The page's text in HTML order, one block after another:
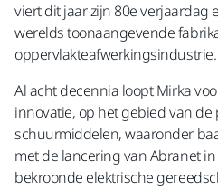
viert dit jaar zijn 80e verjaardag
werelds toonaangevende
oppervlakteafwerkingsindustrie.
Al acht decennia loopt Mirka
innovatie, op het gebied van de
schuurmiddelen, waaronder
met de lancering van Abranet
bekroonde elektrische